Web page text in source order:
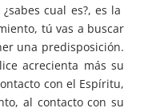
cual es?, es la
tú vas a buscar
una predisposición.
acrecienta más su
con el Espíritu,
al contacto con su